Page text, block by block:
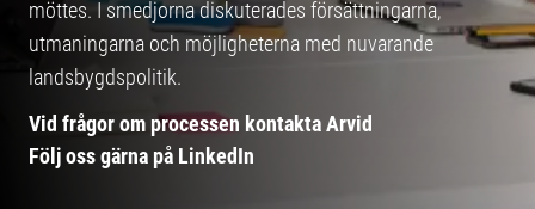
möttes. I smedjorna diskuterades försättningarna,
utmaningarna och möjligheterna med nuvarande
landsbygdspolitik.
Vid frågor om processen kontakta Arvid
Följ oss gärna på LinkedIn